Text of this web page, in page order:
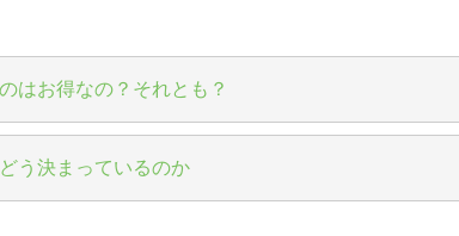
はお得なの？それとも？
う決まっているのか